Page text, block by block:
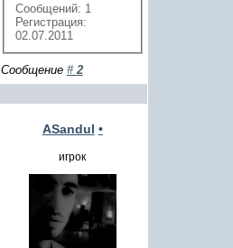
Сообщений: 1
Регистрация:
02.07.2011
Сообщение # 2
ASandul •
игрок